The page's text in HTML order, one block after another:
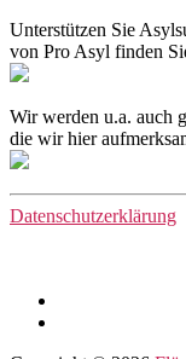
Unterstützen Sie
von Pro Asyl finden
Wir werden u.a. auch
die wir hier
Datenschutzerklärung